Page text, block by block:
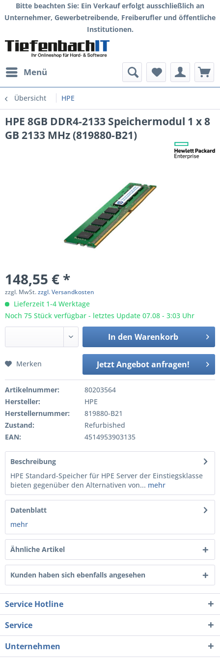
Bitte beachten Sie: Ein Verkauf erfolgt ausschließlich an
Unternehmer, Gewerbetreibende, Freiberufler und öffentliche
Institutionen.
Menü
Übersicht HPE
HPE 8GB DDR4-2133 Speichermodul 1 x 8
GB 2133 MHz (819880-B21)
148,55 € *
zzgl. MwSt.zzgl. Versandkosten
Lieferzeit 1-4 Werktage
Noch 75 Stück verfügbar - letztes Update 07.08 - 3:03 Uhr
In den Warenkorb
Jetzt Angebot anfragen!
Merken
Artikelnummer:
80203564
Hersteller:
HPE
Herstellernummer:
819880-B21
Zustand:
Refurbished
EAN:
4514953903135
Beschreibung
HPE Standard-Speicher für HPE Server der Einstiegsklasse
bieten gegenüber den Alternativen von... mehr
Datenblatt
mehr
Ähnliche Artikel
Kunden haben sich ebenfalls angesehen
Service Hotline
Service
Unternehmen